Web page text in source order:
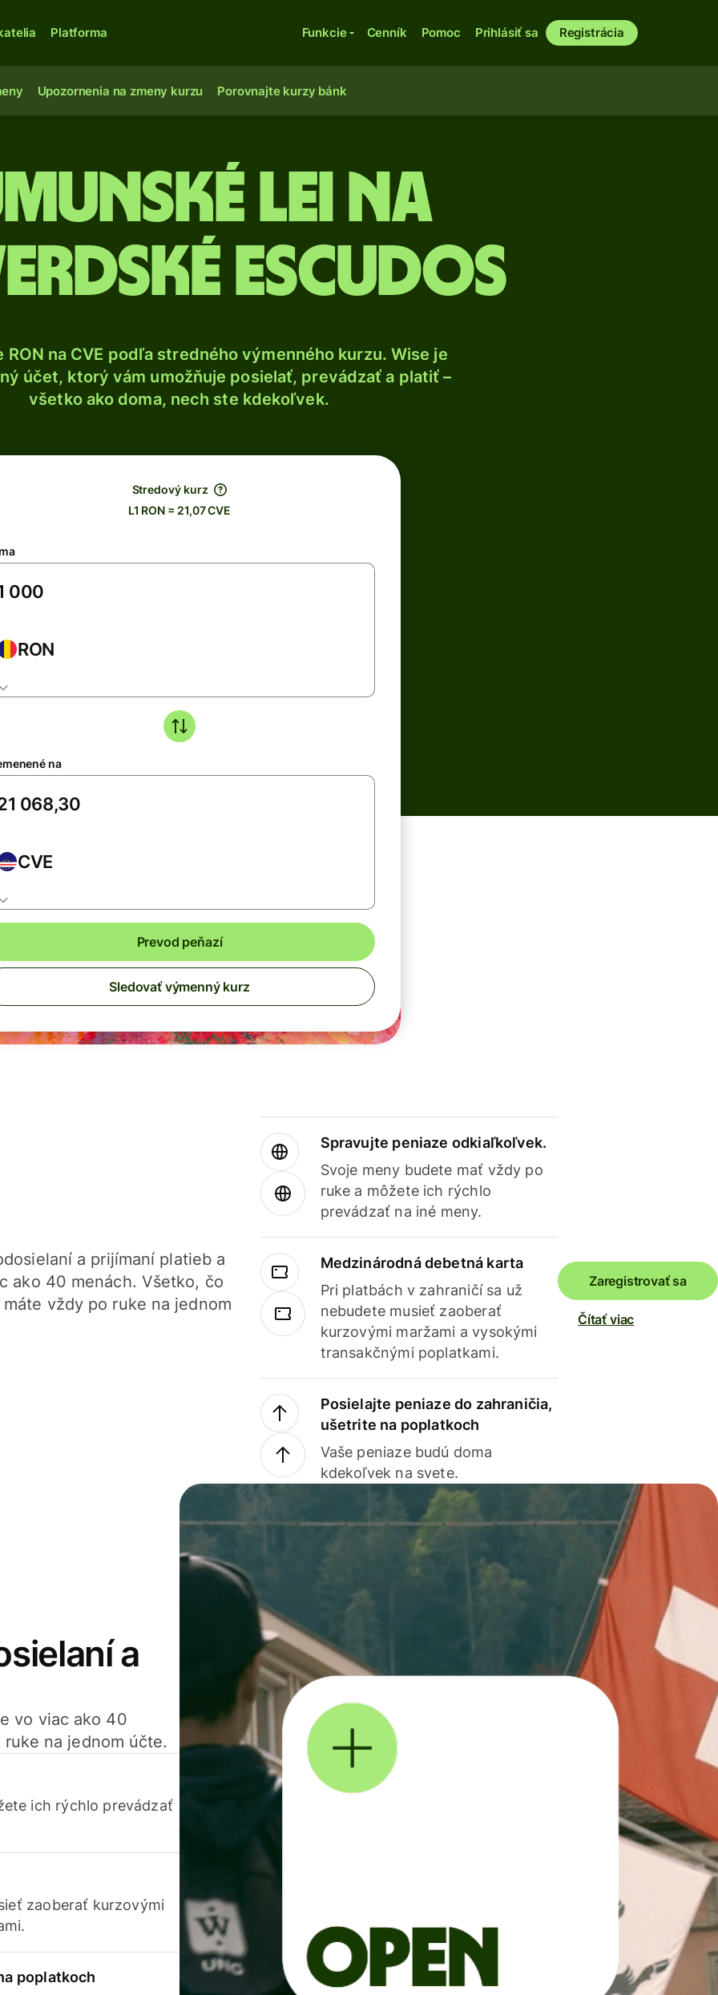
Platforma Funkcie Cenník Pomoc Prihlásiť sa Registrácia
Upozornenia na zmeny kurzu Porovnajte kurzy bánk
lei na
escudos
RON na CVE podľa stredného výmenného kurzu. Wise je
účet, ktorý vám umožňuje posielať, prevádzať a platiť –
všetko ako doma, nech ste kdekoľvek.
Stredový kurz
L1 RON = 21,07 CVE
RON
na
CVE
Prevod peňazí
Sledovať výmenný kurz
a prijímaní platieb a
ako 40 menách. Všetko, čo
vždy po ruke na jednom
Spravujte peniaze odkiaľkoľvek.
Svoje meny budete mať vždy po
ruke a môžete ich rýchlo
prevádzať na iné meny.
Medzinárodná debetná karta
Pri platbách v zahraničí sa už
nebudete musieť zaoberať
kurzovými maržami a vysokými
transakčnými poplatkami.
Posielajte peniaze do zahraničia,
ušetrite na poplatkoch
Vaše peniaze budú doma
kdekoľvek na svete.
Zaregistrovať sa
Čítať viac
a
vo viac ako 40
na jednom účte.
ich rýchlo prevádzať
zaoberať kurzovými
poplatkoch